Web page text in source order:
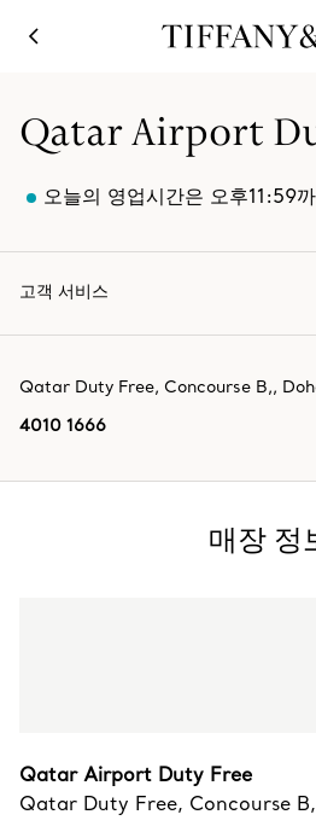
Qatar Airport
오늘의 영업시간은 오후11:59
고객 서비스
Qatar Duty Free, Concourse B,,
4010 1666
매장 정
Qatar Airport Duty Free
Qatar Duty Free, Concourse B,